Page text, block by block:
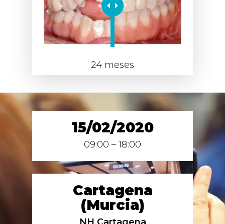
24 meses
15/02/2020
09:00 – 18:00
Cartagena
(Murcia)